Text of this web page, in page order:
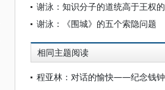
谢泳：知识分子的道统高于王权
谢泳：《围城》的五个索隐问题
相同主题阅读
程亚林：对话的愉快——纪念钱